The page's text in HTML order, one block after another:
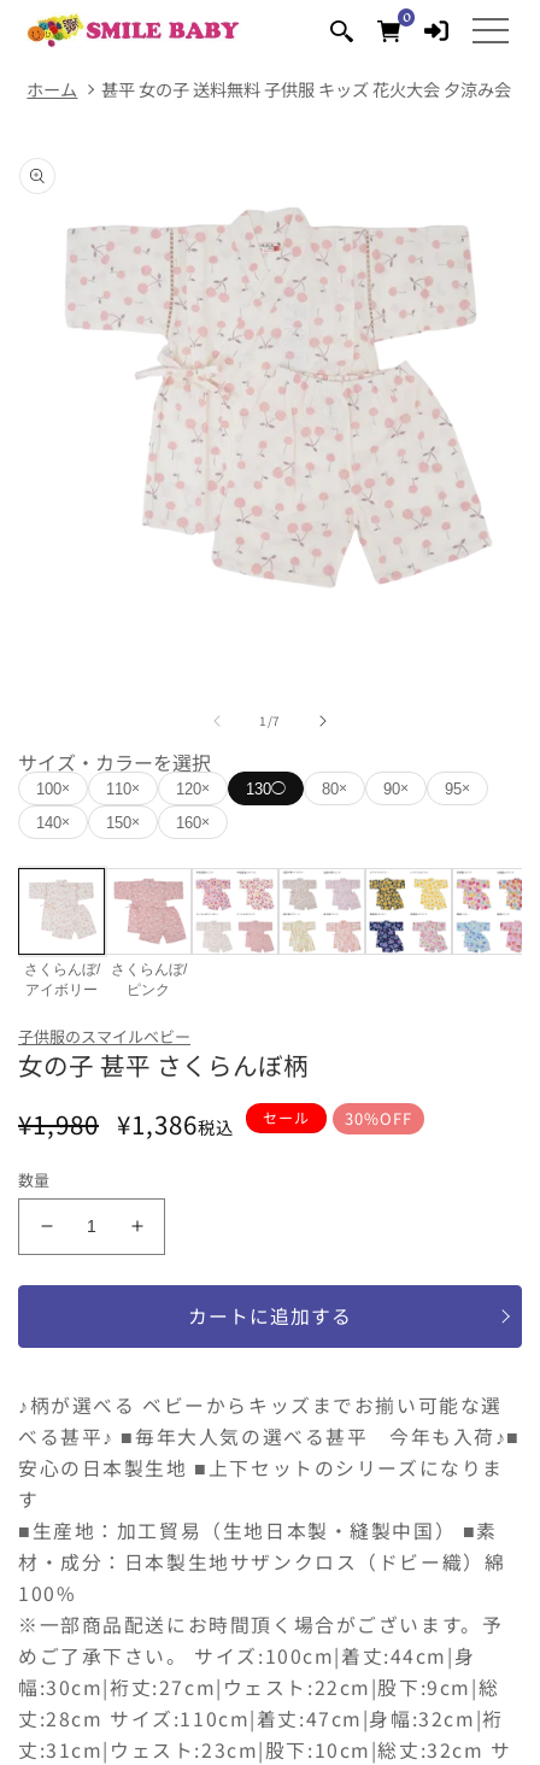
ンツに
進む
00
個
テ
ム
ホーム 甚平 女の子 送料無料 子供服 キッズ 花火大会 夕涼み会
報にス
キップ
メ
1/の
7
サイズ・カラーを選択
100× 110× 120× 130◯ 80× 90× 95×
140× 150× 160×
さくらんぼ/
アイボリー
さくらんぼ/
ピンク
さくらんぼ/アイボリー さくらんぼ/ピンク
サイズ
子供服のスマイルベビー
女の子 甚平 さくらんぼ柄
通
価
格
¥1,980
セ
価
格
¥1,386税込 セール 30%OFF
数量
平
く
ら
ん
柄
の
数
量
を
減
ら
す
女
平
く
ら
ん
柄
の
量
を
増
や
す
カートに追加する
♪柄が選べる ベビーからキッズまでお揃い可能な選
べる甚平♪ ■毎年大人気の選べる甚平 今年も入荷♪■
安心の日本製生地 ■上下セットのシリーズになりま
す
■生産地：加工貿易（生地日本製・縫製中国） ■素
材・成分：日本製生地サザンクロス（ドビー織）綿
100%
※一部商品配送にお時間頂く場合がございます。予
めご了承下さい。 サイズ:100cm|着丈:44cm|身
幅:30cm|裄丈:27cm|ウェスト:22cm|股下:9cm|総
丈:28cm サイズ:110cm|着丈:47cm|身幅:32cm|裄
丈:31cm|ウェスト:23cm|股下:10cm|総丈:32cm サ